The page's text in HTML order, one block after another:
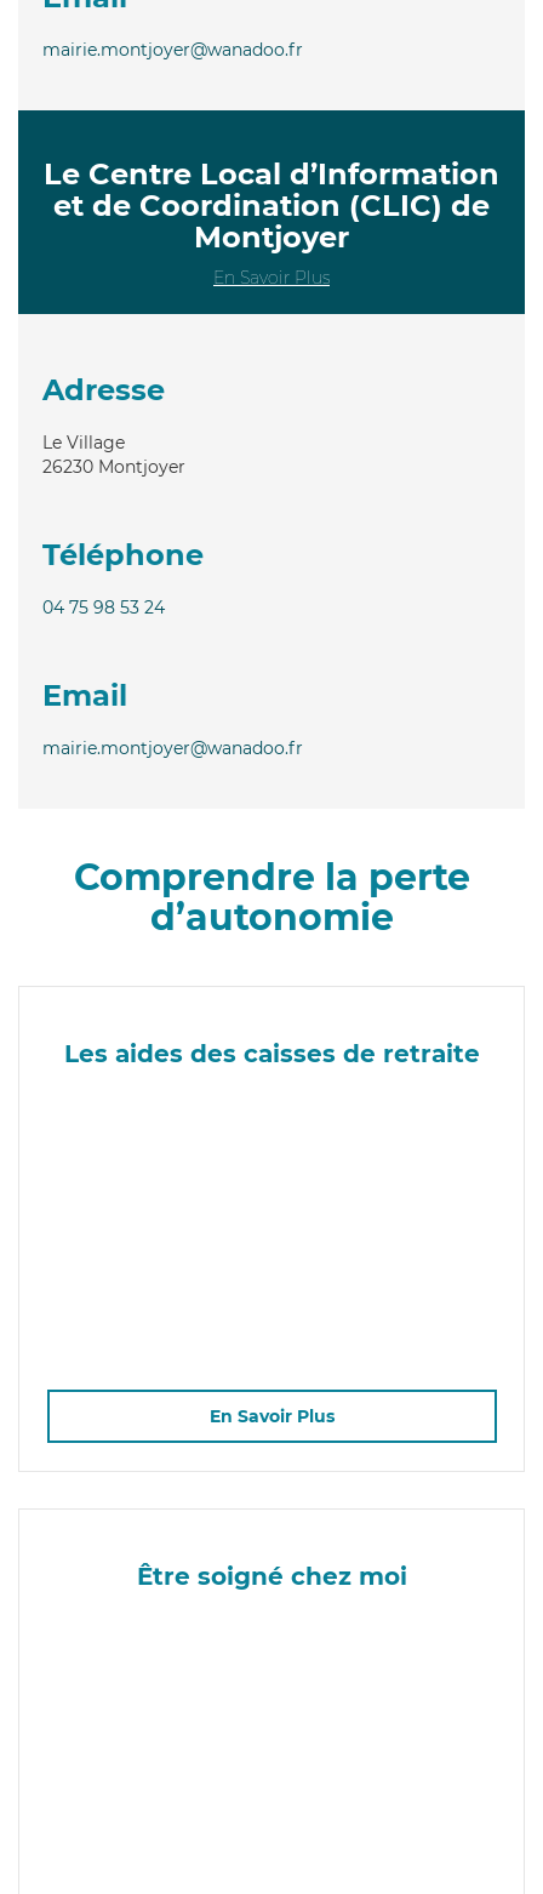
mairie.montjoyer@wanadoo.fr
Le Centre Local d’Information
et de Coordination (CLIC) de
Montjoyer
En Savoir Plus
Adresse
Le Village
26230 Montjoyer
Téléphone
04 75 98 53 24
Email
mairie.montjoyer@wanadoo.fr
Comprendre la perte
d’autonomie
Les aides des caisses de retraite
En Savoir Plus
Être soigné chez moi